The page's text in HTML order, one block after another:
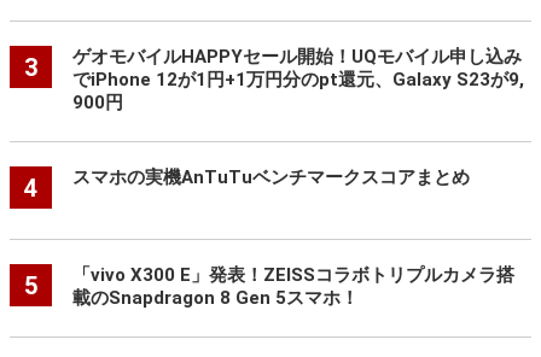
3
ゲオモバイルHAPPYセール開始！UQモバイル申し込み
でiPhone 12が1円+1万円分のpt還元、Galaxy S23が9,
900円
4 スマホの実機AnTuTuベンチマークスコアまとめ
5
「vivo X300 E」発表！ZEISSコラボトリプルカメラ搭
載のSnapdragon 8 Gen 5スマホ！